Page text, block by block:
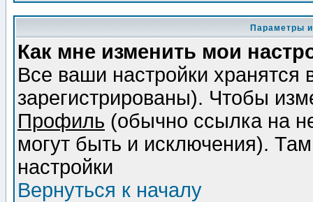
Параметры
Как мне изменить мои
Все ваши настройки
зарегистрированы). Чтобы
Профиль (обычно ссылка на
могут быть и исключения).
настройки
Вернуться к началу